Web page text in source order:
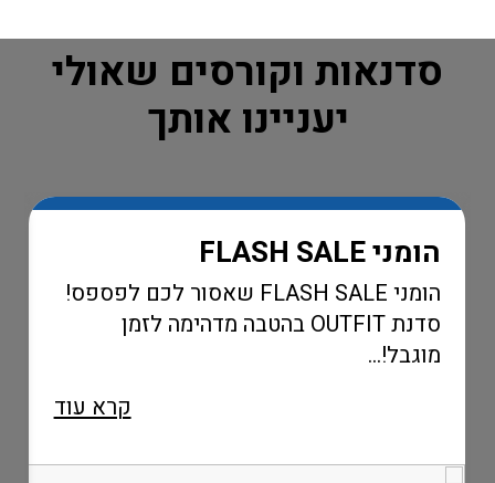
סדנאות וקורסים שאולי
יעניינו אותך
הומני FLASH SALE
הומני FLASH SALE שאסור לכם לפספס!
סדנת OUTFIT בהטבה מדהימה לזמן
מוגבל!...
קרא עוד